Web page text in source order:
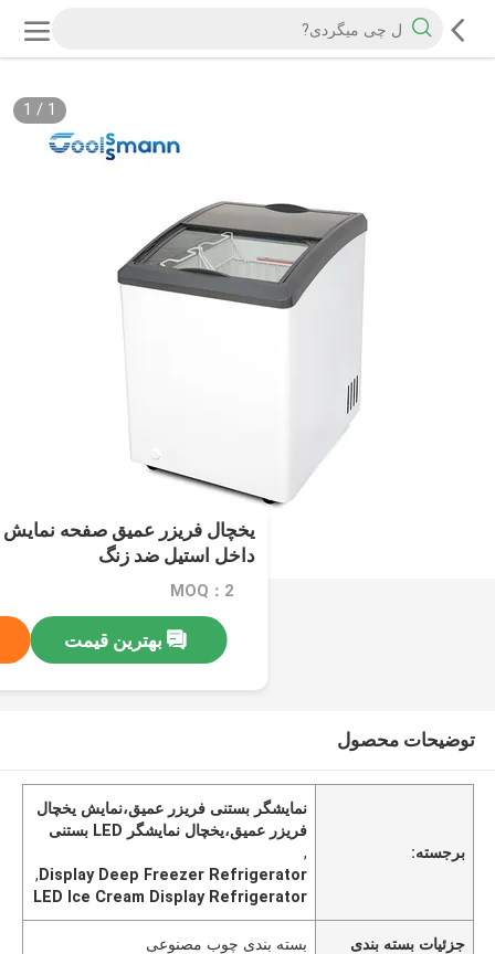
1
/
1
داخل استیل ضد زنگ
MOQ：2
بهترین قیمت
توضیحات محصول
برجسته:
نمایشگر بستنی فریزر عمیق،نمایش یخچال
فریزر عمیق،یخچال نمایشگر LED بستنی
,
Display Deep Freezer Refrigerator
,
LED Ice Cream Display Refrigerator
جزئیات بسته بندی بسته بندی چوب مصنوعی